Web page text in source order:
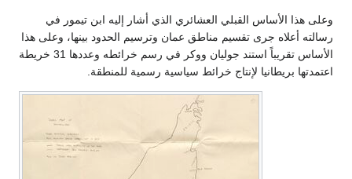
وعلى هذا الأساس القبلي العشائري الذي أشار إليه ابن تيمور في
رسالته أعلاه جرى تقسيم مناطق عمان وترسيم الحدود بينها، وعلى هذا
الأساس تقريباً استند جوليان ووكر في رسم خرائطه وعددها 31 خريطة
اعتمدتها بريطانيا لإنتاج خرائط سياسية رسمية للمنطقة.